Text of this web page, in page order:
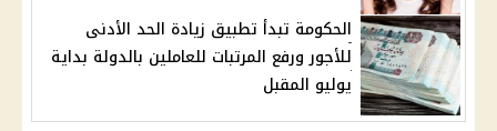
الحكومة تبدأ تطبيق زيادة الحد الأدنى
للأجور ورفع المرتبات للعاملين بالدولة بداية
يوليو المقبل